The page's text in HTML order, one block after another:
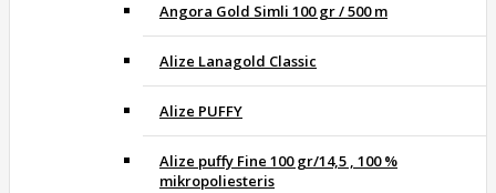
Angora Gold Simli 100 gr / 500 m
Alize Lanagold Classic
Alize PUFFY
Alize puffy Fine 100 gr/14,5 , 100 %
mikropoliesteris